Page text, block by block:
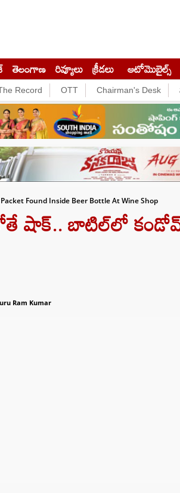
తెలంగాణ రివ్యూలు క్రీడలు ఆటోమొబైల్స్
Record OTT Chairman's Desk
Found Inside Beer Bottle At Wine Shop
షాక్.. బాటిల్‌లో
Ram Kumar